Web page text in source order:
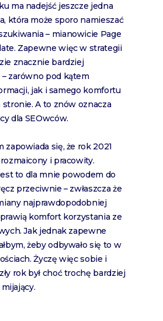
ma nadejść jeszcze jedna
która może sporo namieszać
– mianowicie Page
Zapewne więc w strategii
znacznie bardziej
zarówno pod kątem
jak i samego komfortu
A to znów oznacza
dla SEOwców.
zapowiada się, że rok 2021
i pracowity.
to dla mnie powodem do
przeciwnie – zwłaszcza że
najprawdopodobniej
komfort korzystania ze
Jak jednak zapewne
żeby odbywało się to w
Życzę więc sobie i
rok był choć trochę bardziej